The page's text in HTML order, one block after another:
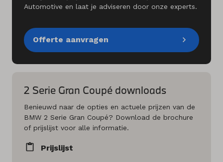
Automotive en laat je adviseren door onze experts.
Offerte aanvragen
2 Serie Gran Coupé downloads
Benieuwd naar de opties en actuele prijzen van de
BMW 2 Serie Gran Coupé? Download de brochure
of prijslijst voor alle informatie.
Prijslijst